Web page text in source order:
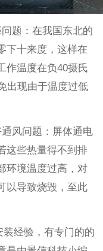
题：在我国东北的
下十来度，这样在
作温度在负40摄氏
出现由于温度过低
风问题：屏体通电
这些热量得不到排
环境温度过高，对
以导致烧毁，至此
经验，有专门的的